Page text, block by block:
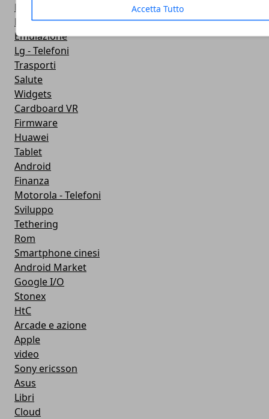
Accetta Tutto
Meteo
Rooting
Emulazione
Lg - Telefoni
Trasporti
Salute
Widgets
Cardboard VR
Firmware
Huawei
Tablet
Android
Finanza
Motorola - Telefoni
Sviluppo
Tethering
Rom
Smartphone cinesi
Android Market
Google I/O
Stonex
HtC
Arcade e azione
Apple
video
Sony ericsson
Asus
Libri
Cloud